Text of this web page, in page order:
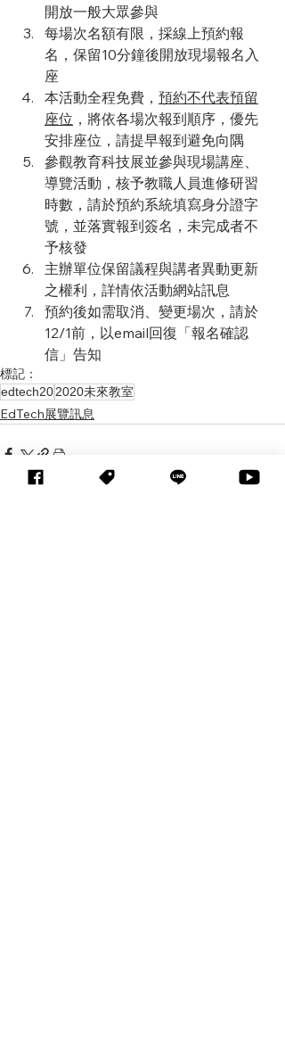
開放一般大眾參與
每場次名額有限，採線上預約報
名，保留10分鐘後開放現場報名入
座
本活動全程免費， 預約不代表預留
座位 ，將依各場次報到順序，優先
安排座位，請提早報到避免向隅
參觀教育科技展並參與現場講座、
導覽活動，​核予教職人員進修研習
時數，請於預約系統填寫身分證字
號，並落實報到簽名，未完成者不
予核發
主辦單位保留議程與講者異動更新
之權利，詳情依活動網站訊息
預約後如需取消、變更場次，請於
12/1前，以email回復「報名確認
信」告知
標記：
edtech202020未來教室
EdTech展覽訊息